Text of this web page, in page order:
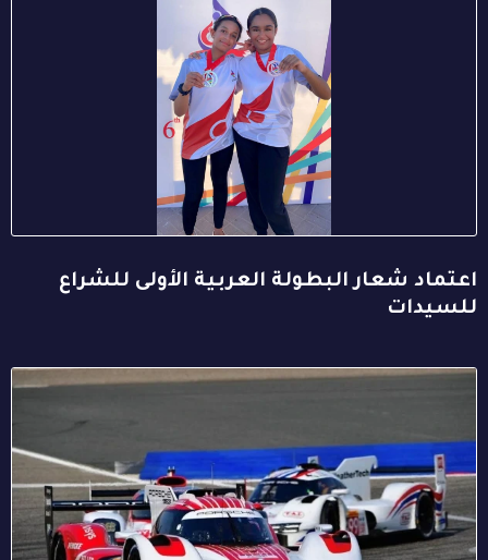
اعتماد شعار البطولة العربية الأولى للشراع
للسيدات